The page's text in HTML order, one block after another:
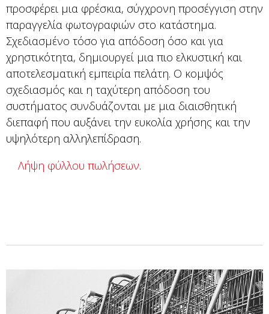
προσφέρει μια φρέσκια, σύγχρονη προσέγγιση στην
παραγγελία φωτογραφιών στο κατάστημα.
Σχεδιασμένο τόσο για απόδοση όσο και για
χρηστικότητα, δημιουργεί μια πιο ελκυστική και
αποτελεσματική εμπειρία πελάτη. Ο κομψός
σχεδιασμός και η ταχύτερη απόδοση του
συστήματος συνδυάζονται με μια διαισθητική
διεπαφή που αυξάνει την ευκολία χρήσης και την
υψηλότερη αλληλεπίδραση.
Λήψη φύλλου πωλήσεων.